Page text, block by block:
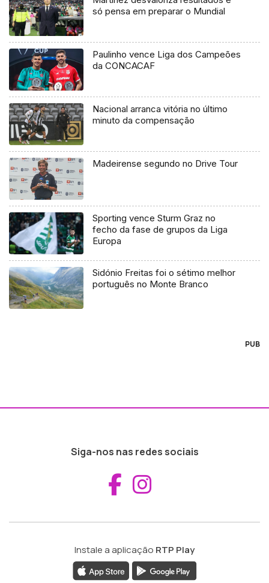
só pensa em preparar o Mundial
Paulinho vence Liga dos Campeões
da CONCACAF
Nacional arranca vitória no último
minuto da compensação
Madeirense segundo no Drive Tour
Sporting vence Sturm Graz no
fecho da fase de grupos da Liga
Europa
Sidónio Freitas foi o sétimo melhor
português no Monte Branco
PUB
Siga-nos nas redes sociais
Aceder ao
Instale a aplicação RTP Play